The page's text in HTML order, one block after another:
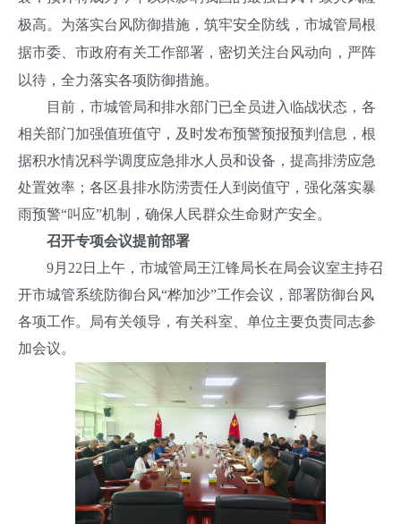
极高。为落实台风防御措施，筑牢安全防线，市城管局根
据市委、市政府有关工作部署，密切关注台风动向，严阵
以待，全力落实各项防御措施。
目前，市城管局和排水部门已全员进入临战状态，各
相关部门加强值班值守，及时发布预警预报预判信息，根
据积水情况科学调度应急排水人员和设备，提高排涝应急
处置效率；各区县排水防涝责任人到岗值守，强化落实暴
雨预警“叫应”机制，确保人民群众生命财产安全。
召开专项会议提前部署
9月22日上午，市城管局王江锋局长在局会议室主持召
开市城管系统防御台风“桦加沙”工作会议，部署防御台风
各项工作。局有关领导，有关科室、单位主要负责同志参
加会议。